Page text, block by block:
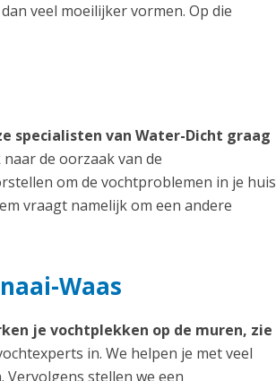
veel moeilijker vormen. Op die
specialisten van Water-Dicht graag
de oorzaak van de
om de vochtproblemen in je huis
vraagt namelijk om een andere
Waas
je vochtplekken op de muren, zie
in. We helpen je met veel
stellen we een